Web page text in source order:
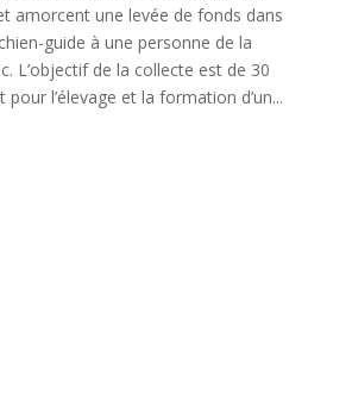
amorcent une levée de fonds dans
guide à une personne de la
L’objectif de la collecte est de 30
l’élevage et la formation d’un...